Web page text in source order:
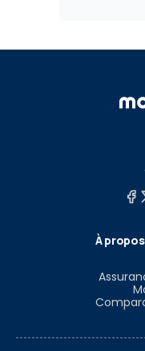
À propos